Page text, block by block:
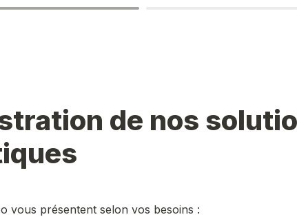
de nos
vous présentent selon vos besoins :